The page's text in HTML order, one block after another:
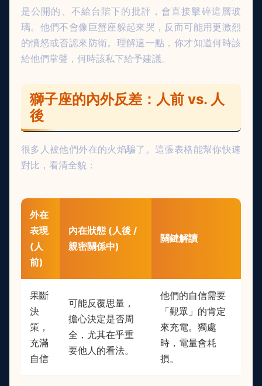
是公開的、不給台階下的批評，會直接擊碎這層玻
璃。他們不會像巨蟹座躲起來哭，反而可能用更激烈
的憤怒或否認來防衛。理解這一點，你才知道何時該
給他們掌聲，何時該私下給予建議。
獅子座的內外反差：人前 vs. 人
後
很多人被他們外在的火焰騙了。這張表格能幫你快速
對比，看清全貌：
外在
表現
(人
前)
內在狀態 (人後 /
親密關係中)
關鍵解讀
果斷
決
策，
充滿
自信
可能反覆思量，
擔心決定是否周
全，尤其在乎重
要他人的看法。
他們的自信需要
「觀眾」的肯定
來充電。獨處
時，電量會耗
損。